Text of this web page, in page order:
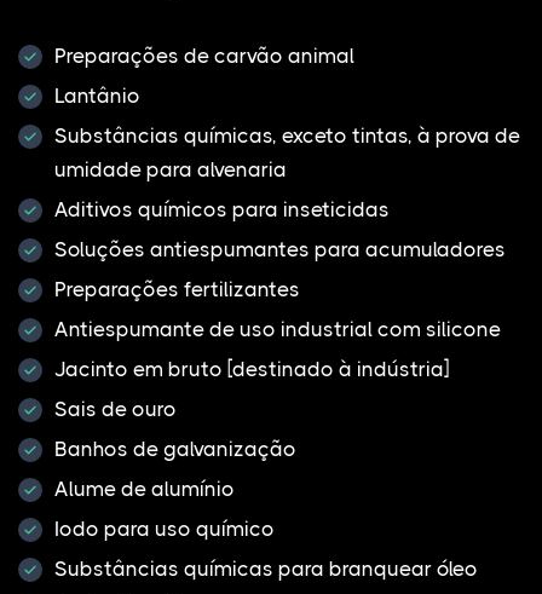
Preparações de carvão animal
Lantânio
Substâncias químicas, exceto tintas, à prova de
umidade para alvenaria
Aditivos químicos para inseticidas
Soluções antiespumantes para acumuladores
Preparações fertilizantes
Antiespumante de uso industrial com silicone
Jacinto em bruto [destinado à indústria]
Sais de ouro
Banhos de galvanização
Alume de alumínio
Iodo para uso químico
Substâncias químicas para branquear óleo